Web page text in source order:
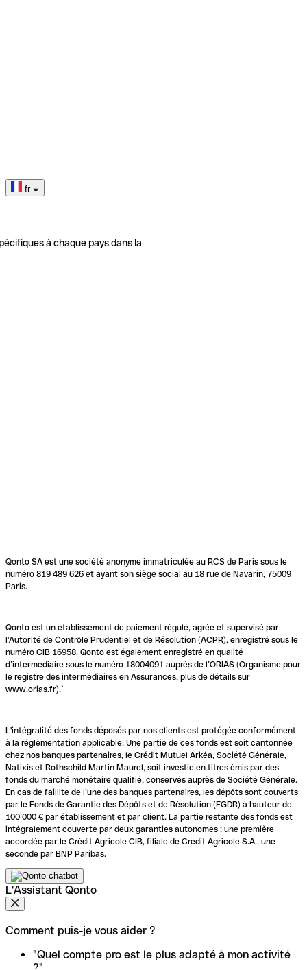
fr
à chaque pays dans la
Qonto SA est une société anonyme immatriculée au RCS de Paris sous le
numéro 819 489 626 et ayant son siège social au 18 rue de Navarin, 75009
Paris.
Qonto est un établissement de paiement régulé, agréé et supervisé par
l'Autorité de Contrôle Prudentiel et de Résolution (ACPR), enregistré sous le
numéro CIB 16958. Qonto est également enregistré en qualité
d’intermédiaire sous le numéro 18004091 auprès de l’ORIAS (Organisme pour
le registre des intermédiaires en Assurances, plus de détails sur
www.orias.fr).`
L'intégralité des fonds déposés par nos clients est protégée conformément
à la réglementation applicable. Une partie de ces fonds est soit cantonnée
chez nos banques partenaires, le Crédit Mutuel Arkéa, Société Générale,
Natixis et Rothschild Martin Maurel, soit investie en titres émis par des
fonds du marché monétaire qualifié, conservés auprès de Société Générale.
En cas de faillite de l’une des banques partenaires, les dépôts sont couverts
par le Fonds de Garantie des Dépôts et de Résolution (FGDR) à hauteur de
100 000 € par établissement et par client. La partie restante des fonds est
intégralement couverte par deux garanties autonomes : une première
accordée par le Crédit Agricole CIB, filiale de Crédit Agricole S.A., une
seconde par BNP Paribas.
L'Assistant Qonto
Comment puis-je vous aider ?
"Quel compte pro est le plus adapté à mon activité